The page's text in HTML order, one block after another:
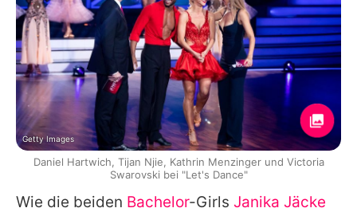
Wie die beiden Bachelor-Girls Janika Jäcke
Getty Images
Daniel Hartwich, Tijan Njie, Kathrin Menzinger und Victoria
Swarovski bei "Let's Dance"